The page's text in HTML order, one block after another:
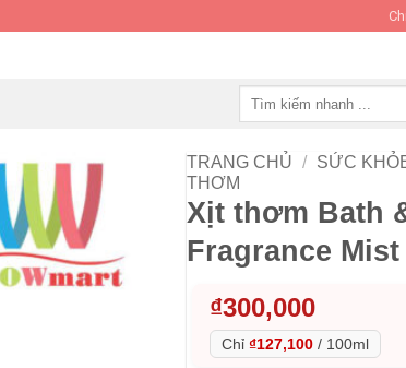
TRANG CHỦ / SỨC
THƠM
Xịt thơm Bath
Fragrance Mist
₫300,000
Chỉ ₫127,100 / 100ml